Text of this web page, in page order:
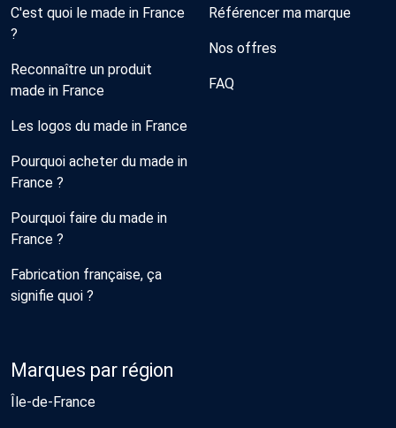
C'est quoi le made in France
?
Reconnaître un produit
made in France
Les logos du made in France
Pourquoi acheter du made in
France ?
Pourquoi faire du made in
France ?
Fabrication française, ça
signifie quoi ?
Référencer ma marque
Nos offres
FAQ
Marques par région
Île-de-France